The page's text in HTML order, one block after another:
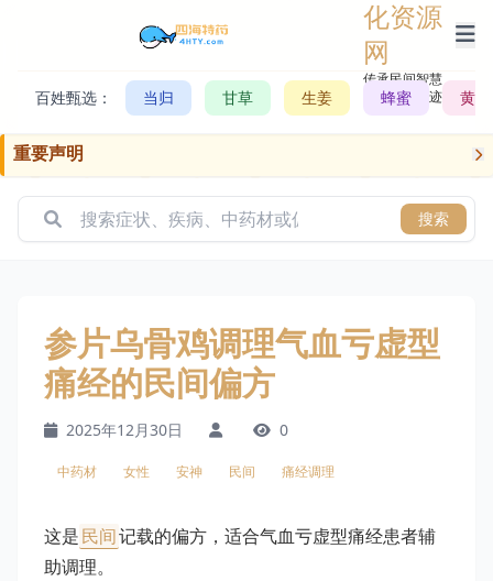
化资源
网
传承民间智慧，
记录历史轨迹
百姓甄选： 当归 甘草 生姜 蜂蜜 黄芪
重要声明
搜索
参片乌骨鸡调理气血亏虚型
痛经的民间偏方
2025年12月30日 0
中药材 女性 安神 民间 痛经调理
这是民间记载的偏方，适合气血亏虚型痛经患者辅
助调理。